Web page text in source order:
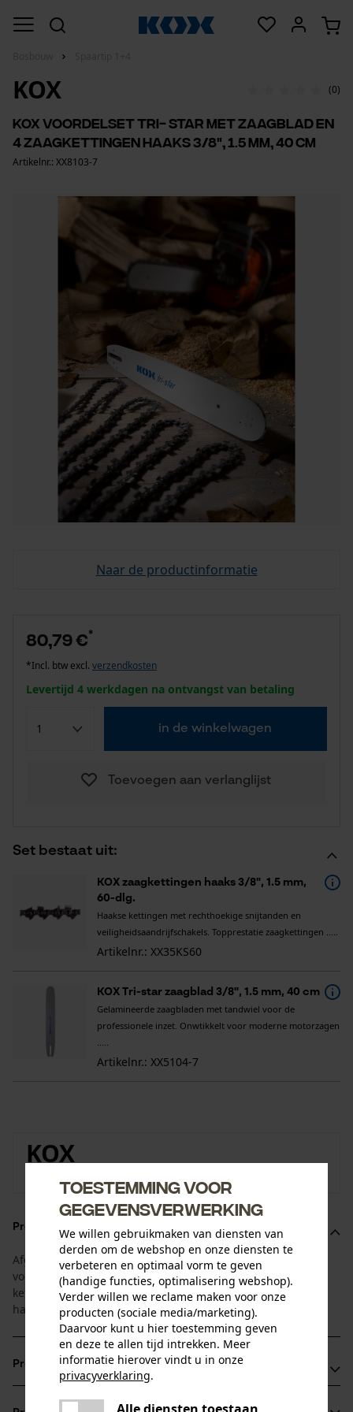
KOX (0)
KOX voordelset Tri- Star met zaagblad en
4 zaagkettingen haaks 3/8", 1.5 mm, 40 cm
Artikelnr.: XX8103-7
Naar de productinformatie
Set bestaat uit:
KOX zaagkettingen haaks 3/8", 1.5 mm,
60-dlg.
Haakse kettingen met rechthoekige snijtanden en
veiligheidsaandrijfschakels. Topprestatie zaagkettingen .....
Artikelnr.: XX35KS60
KOX Tri-star zaagblad 3/8", 1.5 mm, 40 cm
Gelamineerde zaagbladen met tandwiel voor de
professionele inzet. Onwtikkelt voor moderne motorzagen
.....
Artikelnr.: XX5104-7
80,79 €*
*Incl. btw excl. verzendkosten
Levertijd 4 werkdagen na ontvangst van betaling
in de winkelwagen
Toevoegen aan verlanglijst
KOX
Productomschrijving
Afgestemd op de standtijd van blad en ketting. Deze 1+4
voordeelset bestaat uit een zaagblad met 4 bijpassende
kettingen. Zo heeft u altijd een vervangende ketting bij de
hand!
Productvoordelen
Lichter dan bladen van massief staal
Toestemming voor
gegevensverwerking
We willen gebruikmaken van diensten van
derden om de webshop en onze diensten te
verbeteren en optimaal vorm te geven
(handige functies, optimalisering webshop).
Verder willen we reclame maken voor onze
producten (sociale media/marketing).
Daarvoor kunt u hier toestemming geven
en deze te allen tijd intrekken. Meer
informatie hierover vindt u in onze
privacyverklaring.